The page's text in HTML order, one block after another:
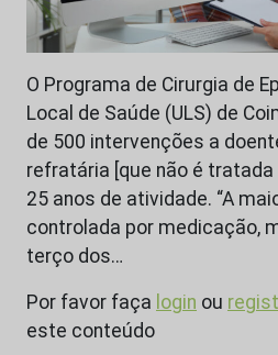
O Programa de Cirurgia de
Local de Saúde (ULS) de
de 500 intervenções a
refratária [que não é
25 anos de atividade. “A
controlada por medicação,
terço dos…
Por favor faça login ou
este conteúdo